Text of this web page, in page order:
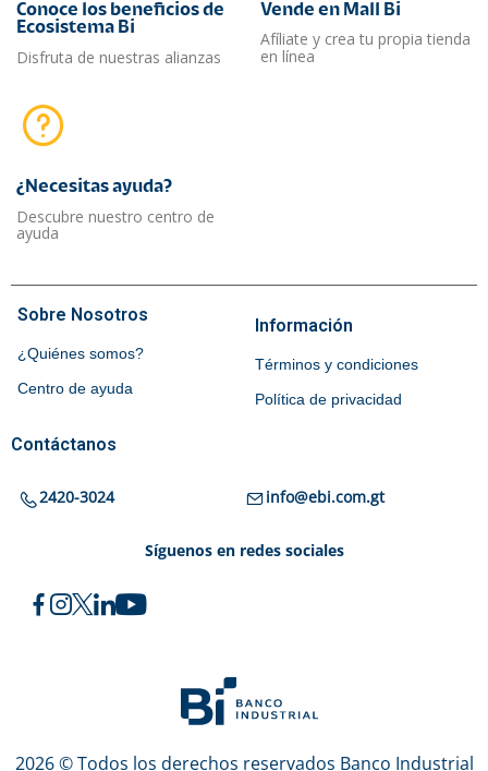
Conoce los beneficios de
Ecosistema Bi
Disfruta de nuestras alianzas
Vende en Mall Bi
Afíliate y crea tu propia tienda
en línea
¿Necesitas ayuda?​
Descubre nuestro centro de
ayuda
Sobre Nosotros
¿Quiénes somos?
Centro de ayuda
Información
Términos y condiciones
Política de privacidad
Contáctanos
2420-3024 info@ebi.com.gt
Síguenos en redes sociales
2026 © Todos los derechos reservados Banco Industrial